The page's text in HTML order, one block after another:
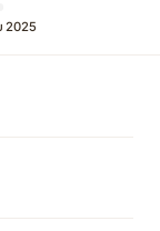
2025